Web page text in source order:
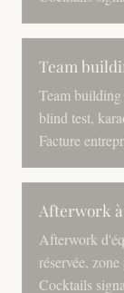
Team
Team
blind test,
Facture
Afterwork
Afterwork
réservée,
Cocktails